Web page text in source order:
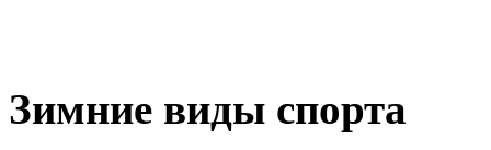
Зимние виды спорта